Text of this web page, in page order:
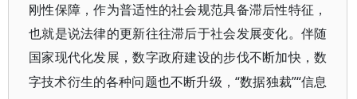
刚性保障，作为普适性的社会规范具备滞后性特征，
也就是说法律的更新往往滞后于社会发展变化。伴随
国家现代化发展，数字政府建设的步伐不断加快，数
字技术衍生的各种问题也不断升级， “数据独裁”“信息